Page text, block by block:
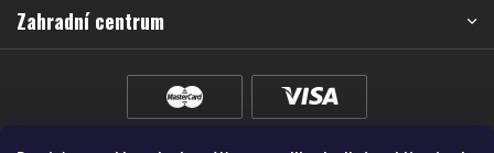
Zahradní centrum